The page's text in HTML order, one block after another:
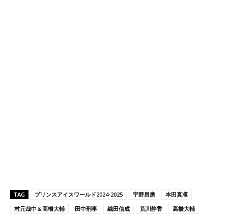
TAG プリンスアイスワールド2024-2025 宇野昌磨
本田真凜
村元哉中＆高橋大輔
田中刑事 織田信成 荒川静香 高橋大輔